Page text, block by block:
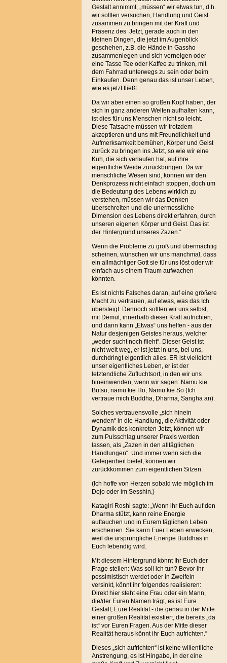
Gestalt annimmt, „müssen“ wir etwas tun, d.h.
wir sollten versuchen, Handlung und Geist
zusammen zu bringen mit der Kraft und
Präsenz des Jetzt, gerade auch in den
kleinen Dingen, die jetzt im Augenblick
geschehen, z.B. die Hände in Gassho
zusammenlegen und sich verneigen oder
eine Tasse Tee oder Kaffee zu trinken, mit
dem Fahrrad unterwegs zu sein oder beim
Einkaufen. Denn genau das ist unser Leben,
wie es jetzt fließt.
Da wir aber einen so großen Kopf haben, der
sich in ganz anderen Welten aufhalten kann,
ist dies für uns Menschen nicht so leicht.
Diese Tatsache müssen wir trotzdem
akzeptieren und uns mit Freundlichkeit und
Aufmerksamkeit bemühen, Körper und Geist
zurück zu bringen ins Jetzt, so wie wir eine
Kuh, die sich verlaufen hat, auf ihre
eigentliche Weide zurückbringen. Da wir
menschliche Wesen sind, können wir den
Denkprozess nicht einfach stoppen, doch um
die Bedeutung des Lebens wirklich zu
verstehen, müssen wir das Denken
überschreiten und die unermessliche
Dimension des Lebens direkt erfahren, durch
unseren eigenen Körper und Geist. Das ist
der Hintergrund unseres Zazen.“
Wenn die Probleme zu groß und übermächtig
scheinen, wünschen wir uns manchmal, dass
ein allmächtiger Gott sie für uns löst oder wir
einfach aus einem Traum aufwachen
könnten.
Es ist nichts Falsches daran, auf eine größere
Macht zu vertrauen, auf etwas, was das Ich
übersteigt. Dennoch sollten wir uns selbst,
mit Demut, innerhalb dieser Kraft aufrichten,
und dann kann „Etwas“ uns helfen - aus der
Natur desjenigen Geistes heraus, welcher
„weder sucht noch flieht“. Dieser Geist ist
nicht weit weg, er ist jetzt in uns, bei uns,
durchdringt eigentlich alles. ER ist vielleicht
unser eigentliches Leben, er ist der
letztendliche Zufluchtsort, in den wir uns
hineinwenden, wenn wir sagen: Namu kie
Butsu, namu kie Ho, Namu kie So (Ich
vertraue mich Buddha, Dharma, Sangha an).
Solches vertrauensvolle „sich hinein
wenden“ in die Handlung, die Aktivität oder
Dynamik des konkreten Jetzt, können wir
zum Pulsschlag unserer Praxis werden
lassen, als „Zazen in den alltäglichen
Handlungen“. Und immer wenn sich die
Gelegenheit bietet, können wir
zurückkommen zum eigentlichen Sitzen.
(Ich hoffe von Herzen sobald wie möglich im
Dojo oder im Sesshin.)
Katagiri Roshi sagte: „Wenn ihr Euch auf den
Dharma stützt, kann reine Energie
auftauchen und in Eurem täglichen Leben
erscheinen. Sie kann Euer Leben erwecken,
weil die ursprüngliche Energie Buddhas in
Euch lebendig wird.
Mit diesem Hintergrund könnt Ihr Euch der
Frage stellen: Was soll ich tun? Bevor ihr
pessimistisch werdet oder in Zweifeln
versinkt, könnt ihr folgendes realisieren:
Direkt hier steht eine Frau oder ein Mann,
die/der Euren Namen trägt, es ist Eure
Gestalt, Eure Realität - die genau in der Mitte
einer großen Realität existiert, die bereits „da
ist“ vor Euren Fragen. Aus der Mitte dieser
Realität heraus könnt ihr Euch aufrichten.“
Dieses „sich aufrichten“ ist keine willentliche
Anstrengung, es ist Hingabe, in der eine